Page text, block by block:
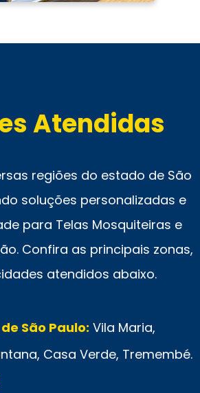
Atendidas
regiões do estado de São
soluções personalizadas e
para Telas Mosquiteiras e
Confira as principais zonas,
atendidos abaixo.
São Paulo: Vila Maria,
Casa Verde, Tremembé.